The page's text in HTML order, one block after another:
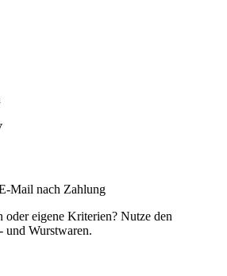
Mail nach Zahlung
oder eigene Kriterien? Nutze den
und Wurstwaren.